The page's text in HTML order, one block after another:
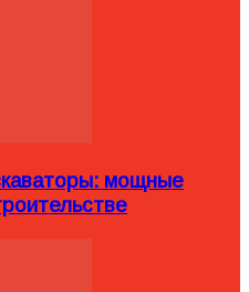
мощные